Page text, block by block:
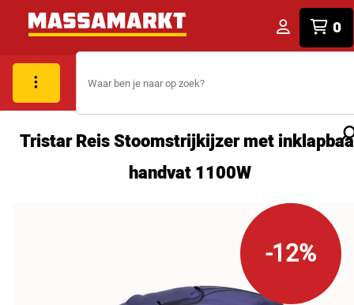
0
Tristar Reis Stoomstrijkijzer met
handvat 1100W
-12%